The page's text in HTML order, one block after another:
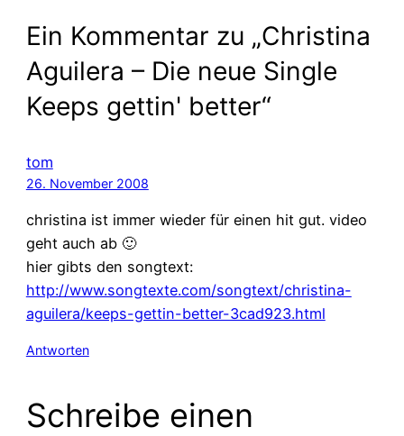
Ein Kommentar zu „Christina
Aguilera – Die neue Single
Keeps gettin' better“
tom
26. November 2008
christina ist immer wieder für einen hit gut. video
geht auch ab 🙂
hier gibts den songtext:
http://www.songtexte.com/songtext/christina-
aguilera/keeps-gettin-better-3cad923.html
Antworten
Schreibe einen